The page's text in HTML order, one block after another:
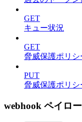
GET
キュー状況
GET
脅威保護ポリ
PUT
脅威保護ポリ
webhook ペイロ